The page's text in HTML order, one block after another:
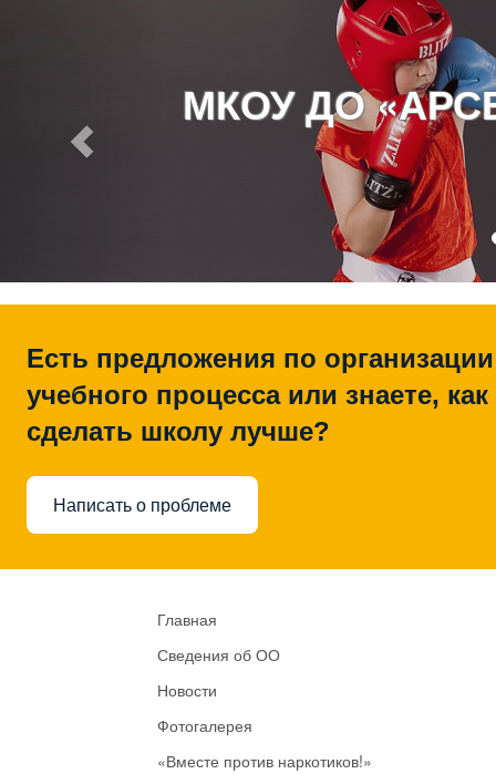
МКОУ ДО
Есть предложения по организации
учебного процесса или знаете, как
сделать школу лучше?
Написать о проблеме
Главная
Сведения об ОО
Новости
Фотогалерея
«Вместе против наркотиков!»